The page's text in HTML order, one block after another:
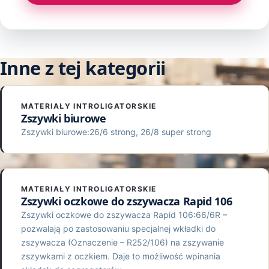
Inne z tej kategorii
MATERIAŁY INTROLIGATORSKIE
Zszywki biurowe
Zszywki biurowe:26/6 strong, 26/8 super strong
MATERIAŁY INTROLIGATORSKIE
Zszywki oczkowe do zszywacza Rapid 106
Zszywki oczkowe do zszywacza Rapid 106:66/6R –
pozwalają po zastosowaniu specjalnej wkładki do
zszywacza (Oznaczenie – R252/106) na zszywanie
zszywkami z oczkiem. Daje to możliwość wpinania